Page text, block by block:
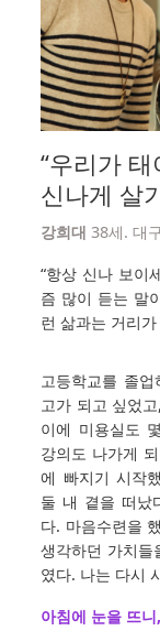
“우리가
신나게 살
강희대 38세. 대
“항상 신나 보이
즘 많이 듣는 말
런 삶과는 거리
고등학교를 졸
고가 되고 싶었
이에 미용실도
강의도 나가게
에 빠지기 시작
둘 내 곁을 떠났
다. 마음수련을
생각하던 가치
였다. 나는 다시
아침에 눈을 뜨